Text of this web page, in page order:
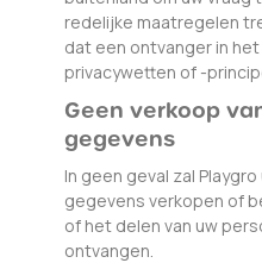
redelijke maatregelen
dat een ontvanger in
privacywetten of -
Geen verkoop
gegevens
In geen geval zal
gegevens verkopen of
of het delen van uw
ontvangen.